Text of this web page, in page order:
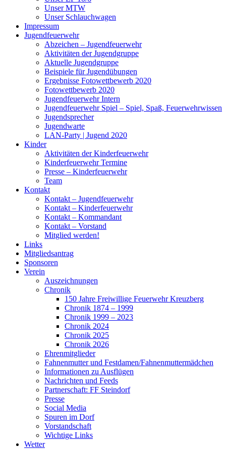
Unser MTW
Unser Schlauchwagen
Impressum
Jugendfeuerwehr
Abzeichen – Jugendfeuerwehr
Aktivitäten der Jugendgruppe
Aktuelle Jugendgruppe
Beispiele für Jugendübungen
Ergebnisse Fotowettbewerb 2020
Fotowettbewerb 2020
Jugendfeuerwehr Intern
Jugendfeuerwehr Spiel – Spiel, Spaß, Feuerwehrwissen
Jugendsprecher
Jugendwarte
LAN-Party | Jugend 2020
Kinder
Aktivitäten der Kinderfeuerwehr
Kinderfeuerwehr Termine
Presse – Kinderfeuerwehr
Team
Kontakt
Kontakt – Jugendfeuerwehr
Kontakt – Kinderfeuerwehr
Kontakt – Kommandant
Kontakt – Vorstand
Mitglied werden!
Links
Mitgliedsantrag
Sponsoren
Verein
Auszeichnungen
Chronik
150 Jahre Freiwillige Feuerwehr Kreuzberg
Chronik 1874 – 1999
Chronik 1999 – 2023
Chronik 2024
Chronik 2025
Chronik 2026
Ehrenmitglieder
Fahnenmutter und Festdamen/Fahnenmuttermädchen
Informationen zu Ausflügen
Nachrichten und Feeds
Partnerschaft: FF Steindorf
Presse
Social Media
Spuren im Dorf
Vorstandschaft
Wichtige Links
Wetter